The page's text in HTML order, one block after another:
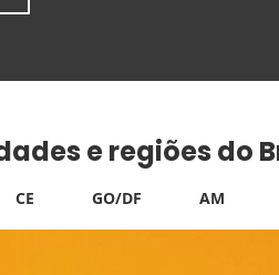
e regiões do
CE GO/DF AM